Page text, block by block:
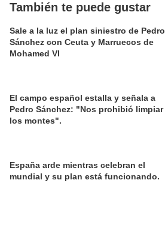
También te puede gustar
Sale a la luz el plan siniestro de Pedro
Sánchez con Ceuta y Marruecos de
Mohamed VI
El campo español estalla y señala a
Pedro Sánchez: "Nos prohibió limpiar
los montes".
España arde mientras celebran el
mundial y su plan está funcionando.